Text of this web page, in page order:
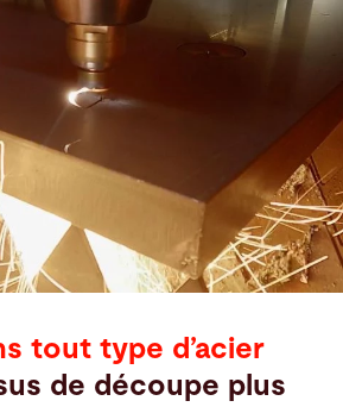
tout type d’acier
de découpe plus